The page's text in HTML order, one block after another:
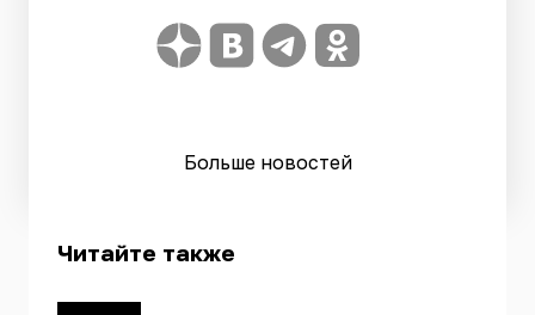
Больше новостей
Читайте также